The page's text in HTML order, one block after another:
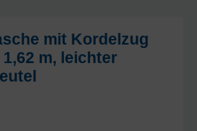
mit Kordelzug
m, leichter